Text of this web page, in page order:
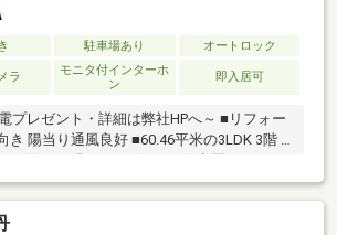
駐車場あり オートロック
ラ
モニタ付インターホ
ン
即入居可
プレゼント・詳細は弊社HPへ～ ■リフォー
き 陽当り通風良好 ■60.46平米の3LDK 3階 ■
・廊下収納